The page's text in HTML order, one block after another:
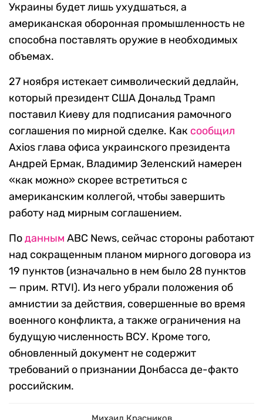
Украины будет лишь ухудшаться, а
американская оборонная промышленность не
способна поставлять оружие в необходимых
объемах.
27 ноября истекает символический дедлайн,
который президент США Дональд Трамп
поставил Киеву для подписания рамочного
соглашения по мирной сделке. Как сообщил
Axios глава офиса украинского президента
Андрей Ермак, Владимир Зеленский намерен
«как можно» скорее встретиться с
американским коллегой, чтобы завершить
работу над мирным соглашением.
Поданным ABC News, сейчас стороны работают
над сокращенным планом мирного договора из
19 пунктов (изначально в нем было 28 пунктов
— прим. RTVI). Из него убрали положения об
амнистии за действия, совершенные во время
военного конфликта, а также ограничения на
будущую численность ВСУ. Кроме того,
обновленный документ не содержит
требований о признании Донбасса де-факто
российским.